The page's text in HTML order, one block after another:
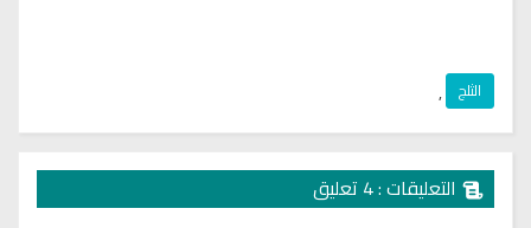
الثلج ,
التعليقات : 4 تعليق